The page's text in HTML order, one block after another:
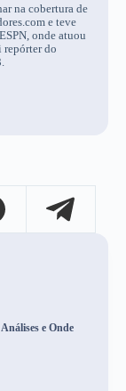
na cobertura de
e teve
onde atuou
do
e Onde